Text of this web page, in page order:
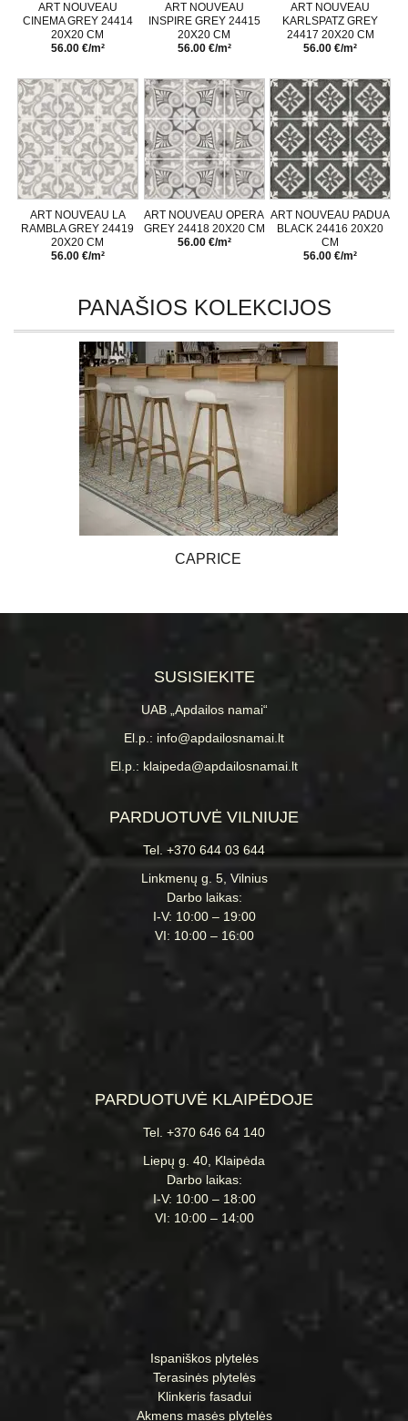
ART NOUVEAU
CINEMA GREY 24414
20X20 CM
56.00 €/m²
ART NOUVEAU
INSPIRE GREY 24415
20X20 CM
56.00 €/m²
ART NOUVEAU
KARLSPATZ GREY
24417 20X20 CM
56.00 €/m²
ART NOUVEAU LA
RAMBLA GREY 24419
20X20 CM
56.00 €/m²
ART NOUVEAU OPERA
GREY 24418 20X20 CM
56.00 €/m²
ART NOUVEAU PADUA
BLACK 24416 20X20
CM
56.00 €/m²
PANAŠIOS KOLEKCIJOS
CAPRICE
SUSISIEKITE
UAB „Apdailos namai“
El.p.: info@apdailosnamai.lt
El.p.: klaipeda@apdailosnamai.lt
PARDUOTUVĖ VILNIUJE
Tel. +370 644 03 644
Linkmenų g. 5, Vilnius
Darbo laikas:
I-V: 10:00 – 19:00
VI: 10:00 – 16:00
PARDUOTUVĖ KLAIPĖDOJE
Tel. +370 646 64 140
Liepų g. 40, Klaipėda
Darbo laikas:
I-V: 10:00 – 18:00
VI: 10:00 – 14:00
Ispaniškos plytelės
Terasinės plytelės
Klinkeris fasadui
Akmens masės plytelės